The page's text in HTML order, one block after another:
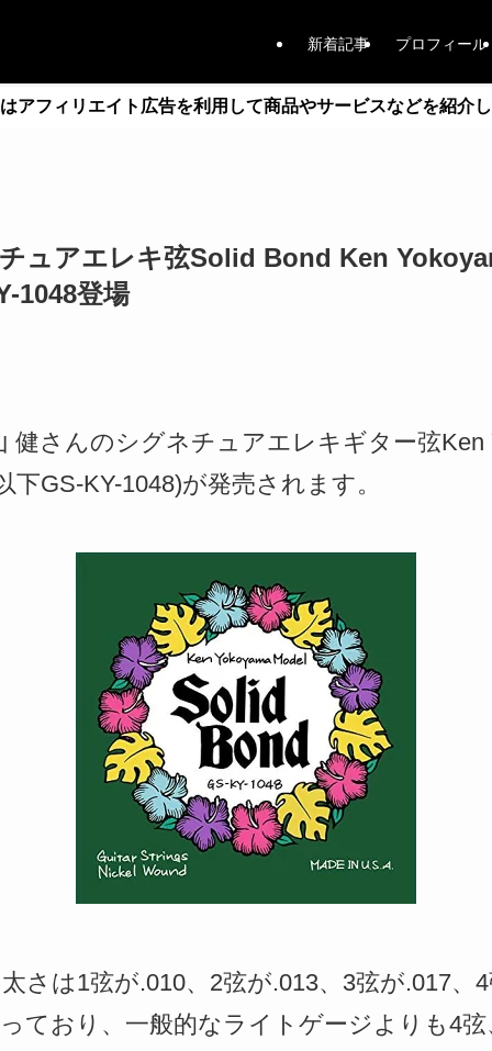
新着記事 プロフィール
アフィリエイト広告を利用して商品やサービスなどを紹介し
ュアエレキ弦Solid Bond Ken
1048登場
さんのシグネチュアエレキギター弦Ken
下GS-KY-1048)が発売されます。
さは1弦が.010、2弦が.013、3弦が.017、
ており、一般的なライトゲージよりも4